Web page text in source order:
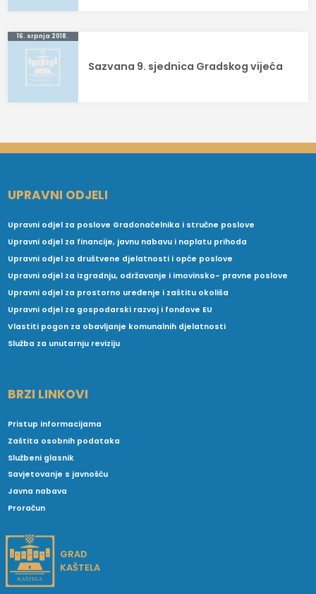
16. srpnja 2018.
Sazvana 9. sjednica Gradskog vijeća
UPRAVNI ODJELI
Upravni odjel za poslove Gradonačelnika i stručne poslove
Upravni odjel za financije, javnu nabavu i naplatu prihoda
Upravni odjel za društvene djelatnosti i opće poslove
Upravni odjel za izgradnju, održavanje i imovinsko- pravne poslove
Upravni odjel za prostorno uređenje i zaštitu okoliša
Upravni odjel za gospodarski razvoj i fondove EU
Vlastiti pogon za obavljanje komunalnih djelatnosti
Služba za unutarnju reviziju
BRZI LINKOVI
Pristup informacijama
Zaštita osobnih podataka
Službeni glasnik
Savjetovanje s javnošću
Javna nabava
Proračun
GRAD
KAŠTELA